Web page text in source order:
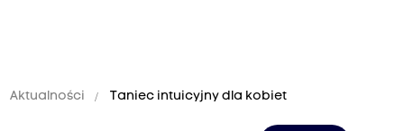
Aktualności Taniec intuicyjny dla kobiet